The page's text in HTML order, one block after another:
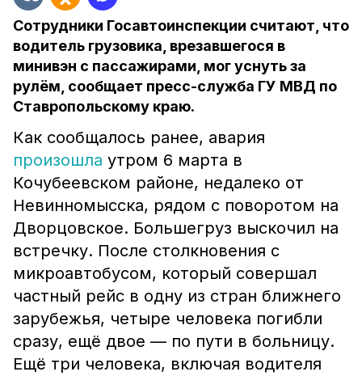
Сотрудники Госавтоинспекции считают, что
водитель грузовика, врезавшегося в
минивэн с пассажирами, мог уснуть за
рулём, сообщает пресс-служба ГУ МВД по
Ставропольскому краю.
Как сообщалось ранее, авария
произошла утром 6 марта в
Кочубеевском районе, недалеко от
Невинномысска, рядом с поворотом на
Дворцовское. Большегруз выскочил на
встречку. После столкновения с
микроавтобусом, который совершал
частный рейс в одну из стран ближнего
зарубежья, четыре человека погибли
сразу, ещё двое — по пути в больницу.
Ещё три человека, включая водителя